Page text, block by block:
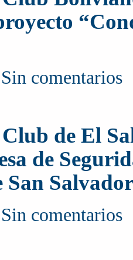
Sin comentarios
de El
de
San Salvador
Sin comentarios